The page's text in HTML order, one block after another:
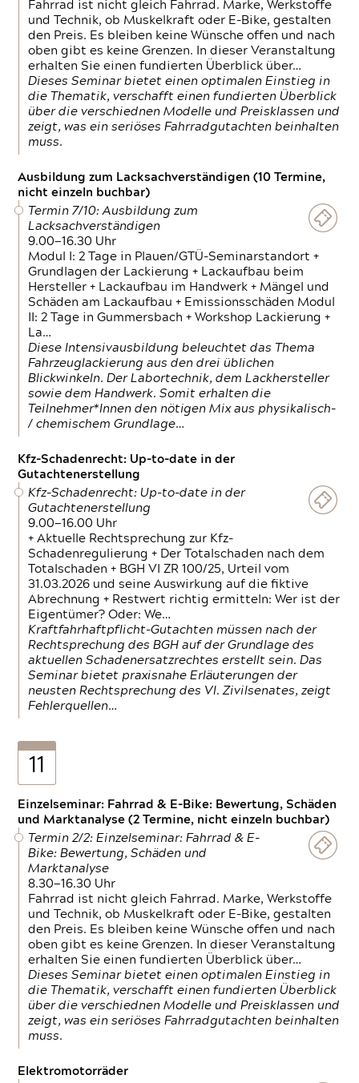
Fahrrad ist nicht gleich Fahrrad. Marke, Werkstoffe
und Technik, ob Muskelkraft oder E-Bike, gestalten
den Preis. Es bleiben keine Wünsche offen und nach
oben gibt es keine Grenzen. In dieser Veranstaltung
erhalten Sie einen fundierten Überblick über…
Dieses Seminar bietet einen optimalen Einstieg in
die Thematik, verschafft einen fundierten Überblick
über die verschiednen Modelle und Preisklassen und
zeigt, was ein seriöses Fahrradgutachten beinhalten
muss.
Ausbildung zum Lacksachverständigen (10 Termine,
nicht einzeln buchbar)
Termin 7/10: Ausbildung zum
Lacksachverständigen
9.00—16.30 Uhr
Modul I: 2 Tage in Plauen/GTÜ-Seminarstandort +
Grundlagen der Lackierung + Lackaufbau beim
Hersteller + Lackaufbau im Handwerk + Mängel und
Schäden am Lackaufbau + Emissionsschäden Modul
II: 2 Tage in Gummersbach + Workshop Lackierung +
La…
Diese Intensivausbildung beleuchtet das Thema
Fahrzeuglackierung aus den drei üblichen
Blickwinkeln. Der Labortechnik, dem Lackhersteller
sowie dem Handwerk. Somit erhalten die
Teilnehmer*Innen den nötigen Mix aus physikalisch-
/ chemischem Grundlage…
Kfz-Schadenrecht: Up-to-date in der
Gutachtenerstellung
Kfz-Schadenrecht: Up-to-date in der
Gutachtenerstellung
9.00—16.00 Uhr
+ Aktuelle Rechtsprechung zur Kfz-
Schadenregulierung + Der Totalschaden nach dem
Totalschaden + BGH VI ZR 100/25, Urteil vom
31.03.2026 und seine Auswirkung auf die fiktive
Abrechnung + Restwert richtig ermitteln: Wer ist der
Eigentümer? Oder: We…
Kraftfahrhaftpflicht-Gutachten müssen nach der
Rechtsprechung des BGH auf der Grundlage des
aktuellen Schadenersatzrechtes erstellt sein. Das
Seminar bietet praxisnahe Erläuterungen der
neusten Rechtsprechung des VI. Zivilsenates, zeigt
Fehlerquellen…
11
Einzelseminar: Fahrrad & E-Bike: Bewertung, Schäden
und Marktanalyse (2 Termine, nicht einzeln buchbar)
Termin 2/2: Einzelseminar: Fahrrad & E-
Bike: Bewertung, Schäden und
Marktanalyse
8.30—16.30 Uhr
Fahrrad ist nicht gleich Fahrrad. Marke, Werkstoffe
und Technik, ob Muskelkraft oder E-Bike, gestalten
den Preis. Es bleiben keine Wünsche offen und nach
oben gibt es keine Grenzen. In dieser Veranstaltung
erhalten Sie einen fundierten Überblick über…
Dieses Seminar bietet einen optimalen Einstieg in
die Thematik, verschafft einen fundierten Überblick
über die verschiednen Modelle und Preisklassen und
zeigt, was ein seriöses Fahrradgutachten beinhalten
muss.
Elektromotorräder